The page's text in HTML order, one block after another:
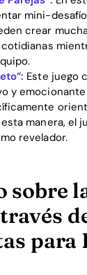
mini-
crear
Este juego
y
manera, el
revelador.
sobre
para